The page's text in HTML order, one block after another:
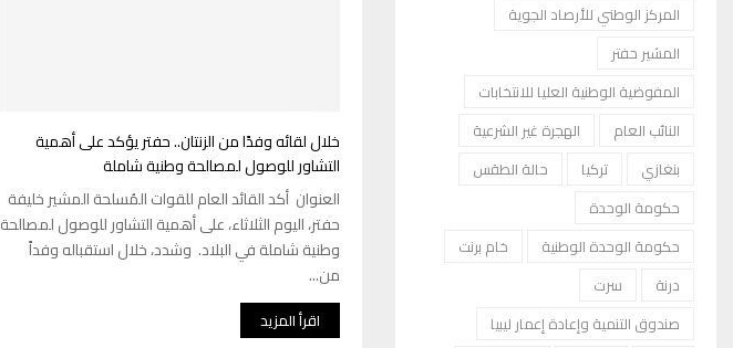
خلال لقائه وفدًا من الزنتان.. حفتر يؤكد على أهمية
التشاور للوصول لمصالحة وطنية شاملة
العنوان أكد القائد العام للقوات المُسلحة المشير خليفة
حفتر، اليوم الثلاثاء، على أهمية التشاور للوصول لمصالحة
وطنية شاملة في البلاد. وشدد، خلال استقباله وفداً
من...
اقرأ المزيد
المركز الوطني للأرصاد الجوية
المشير حفتر
المفوضية الوطنية العليا للانتخابات
النائب العام
الهجرة غير الشرعية
بنغازي
تركيا
حالة الطقس
حكومة الوحدة
حكومة الوحدة الوطنية
خام برنت
درنة
سرت
صندوق التنمية وإعادة إعمار ليبيا